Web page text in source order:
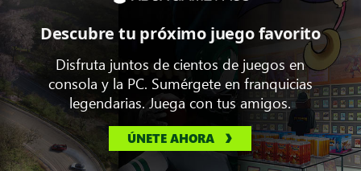
Descubre tu próximo juego favorito
Disfruta juntos de cientos de juegos en
consola y la PC. Sumérgete en franquicias
legendarias. Juega con tus amigos.
ÚNETE AHORA